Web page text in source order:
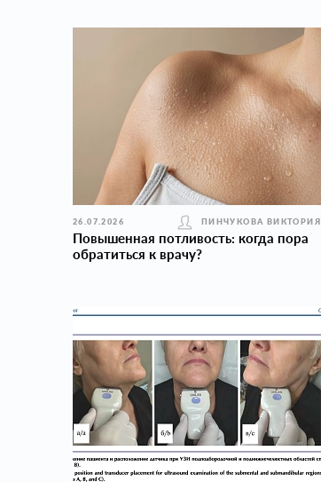
26.07.2026 ПИНЧУКОВА ВИКТОРИЯ
Повышенная потливость: когда пора
обратиться к врачу?